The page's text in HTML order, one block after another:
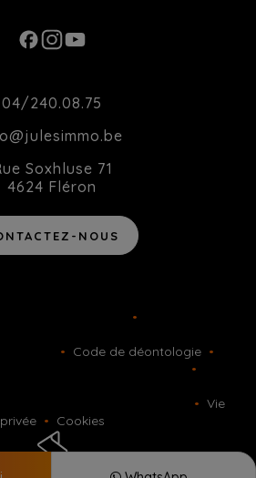
04/240.08.75
Soxhluse 71
4624 Fléron
NOUS
•
• Code de déontologie •
•
• Vie
privée • Cookies